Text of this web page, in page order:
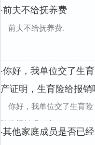
·前夫不给抚养费
前夫不给抚养费.
·你好，我单位交了生
产证明，生育险给报销
你好，我单位交了生育
险给报销吗？去
·其他家庭成员是否已